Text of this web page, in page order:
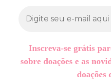
Inscreva-se grátis
sobre doações e as
doações